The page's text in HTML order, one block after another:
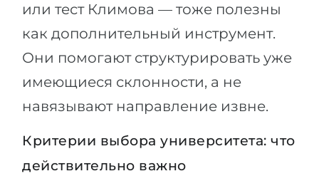
или тест Климова — тоже полезны
как дополнительный инструмент.
Они помогают структурировать уже
имеющиеся склонности, а не
навязывают направление извне.
Критерии выбора университета: что
действительно важно